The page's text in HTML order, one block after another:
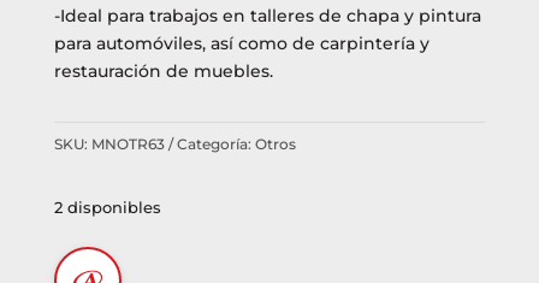
-Ideal para trabajos en talleres de chapa y pintura
para automóviles, así como de carpintería y
restauración de muebles.
SKU: MNOTR63 Categoría: Otros
2 disponibles